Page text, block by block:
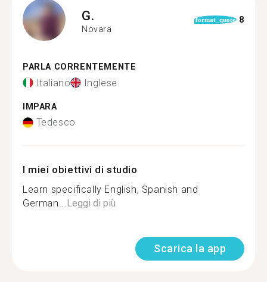
G.
Novara
format_quote 8
PARLA CORRENTEMENTE
Italiano Inglese
IMPARA
Tedesco
I miei obiettivi di studio
Learn specifically English, Spanish and
German...Leggi di più
Scarica la app